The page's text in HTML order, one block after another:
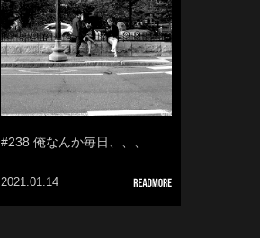
#238 俺なんか毎日、、、
2021.01.14